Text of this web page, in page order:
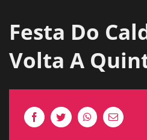
Festa Do
Volta A